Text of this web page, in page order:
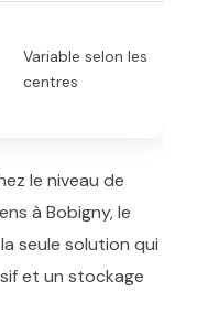
Variable selon les
centres
le niveau de
à Bobigny, le
seule solution qui
et un stockage